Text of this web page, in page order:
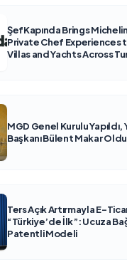
ŞefKapında Brings
Private Chef Experiences
Villas and Yachts Across
MGD Genel Kurulu Yapıldı,
Başkanı Bülent Makar Oldu
Ters Açık Artırmayla E-
“Türkiye’de İlk”: Ucuza
Patentli Modeli